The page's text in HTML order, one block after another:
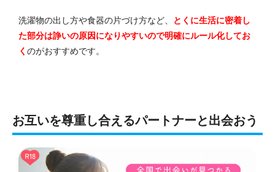
洗濯物の出し方や食器の片づけ方など、
とくに生活に密着し
た部分は諍いの原因になりやすいので明確にルール化してお
く のがおすすめです。
お互いを尊重し合えるパートナーと出会おう